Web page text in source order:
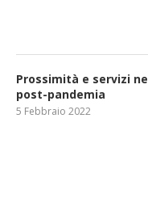
Prossimità e servizi
post-pandemia
5 Febbraio 2022